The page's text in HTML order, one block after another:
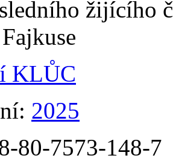
žijícího
KLŮC
2025
80-7573-148-7